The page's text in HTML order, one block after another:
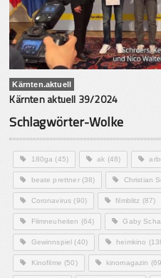
Kärnten.aktuell
Kärnten aktuell 39/2024
Schlagwörter-Wolke
180ga (45) ak (48)
beate prettner(38) Christian
Coronavirus (90) filmblitz (87)
Filmneuheiten (64) Gaby
Gewinnspiel (40) heimkino
Kinofilme (50) kinomagazin